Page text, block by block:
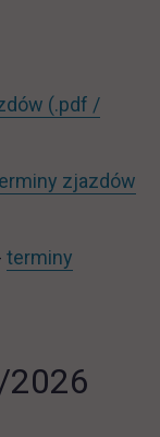
(.pdf /
zjazdów
terminy
2026